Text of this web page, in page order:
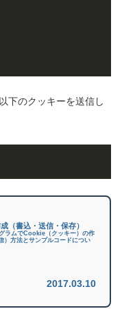
下のクッキーを送信し
（書込・送信・保存）
ラムでCookie（クッキー）の作
）方法とサンプルコードについ
2017.03.10